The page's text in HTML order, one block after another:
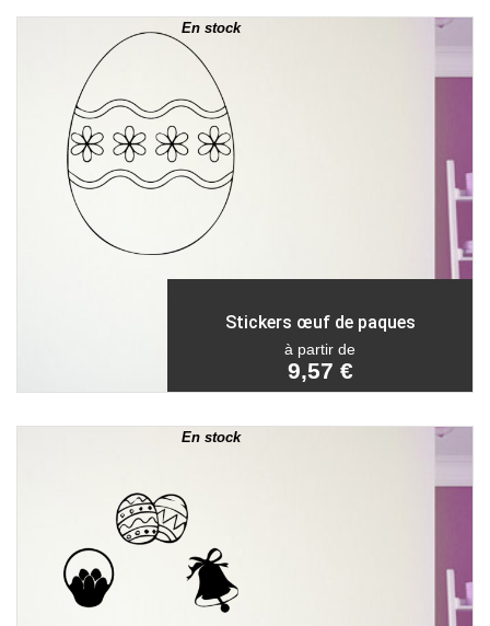
En stock
Stickers œuf de paques
à partir de
9,57 €
En stock